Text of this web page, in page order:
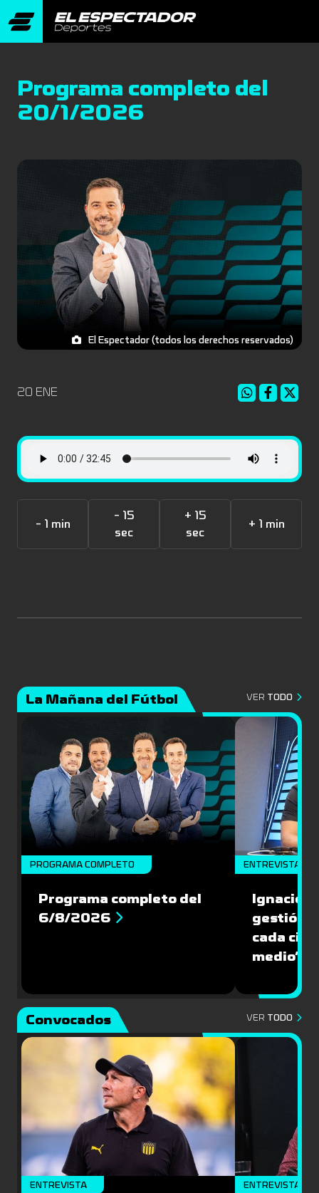
Programa completo del
20/1/2026
El Espectador (todos los derechos reservados)
20 ENE
- 1 min
- 15
sec
+ 15
sec
+ 1 min
La Mañana del Fútbol VER TODO
PROGRAMA COMPLETO
Programa completo del
6/8/2026
ENTREVISTA
Ignacio
gestión
cada
medio”
Convocados VER TODO
ENTREVISTA ENTREVISTA